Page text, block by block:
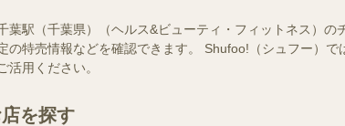
葉駅（千葉県）（ヘルス&ビューティ・フィットネス）
の特売情報などを確認できます。 Shufoo!（シュフー）
活用ください。
を探す